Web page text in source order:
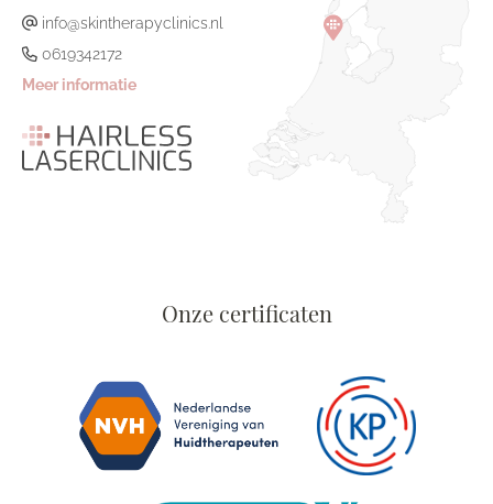
info@skintherapyclinics.nl
0619342172
Meer informatie
Onze certificaten